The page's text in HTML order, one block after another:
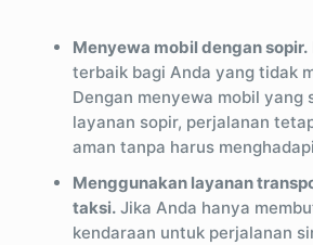
Menyewa mobil dengan sopir.
terbaik bagi Anda yang tidak
Dengan menyewa mobil yang
layanan sopir, perjalanan
aman tanpa harus
Menggunakan layanan
taksi.Jika Anda hanya
kendaraan untuk perjalanan